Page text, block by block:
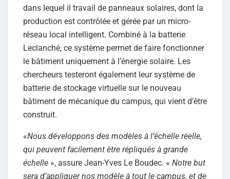
dans lequel il travail de panneaux solaires, dont la
production est contrôlée et gérée par un micro-
réseau local intelligent. Combiné à la batterie
Leclanché, ce système permet de faire fonctionner
le bâtiment uniquement à l’énergie solaire. Les
chercheurs testeront également leur système de
batterie de stockage virtuelle sur le nouveau
bâtiment de mécanique du campus, qui vient d’être
construit.
«Nous développons des modèles à l’échelle réelle,
qui peuvent facilement être répliqués à grande
échelle », assure Jean-Yves Le Boudec. « Notre but
sera d’appliquer nos modèle à tout le campus, et de